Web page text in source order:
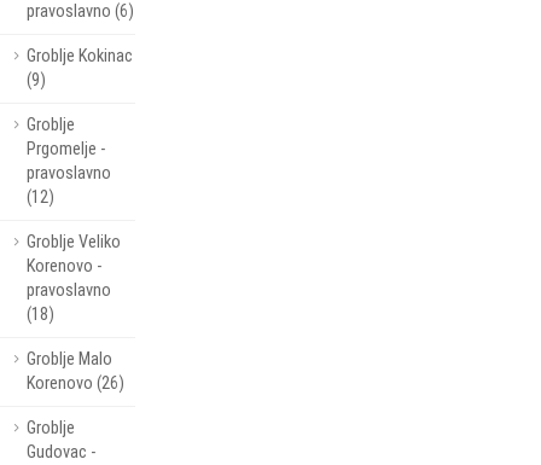
pravoslavno (6)
Groblje Kokinac
(9)
Groblje
Prgomelje -
pravoslavno
(12)
Groblje Veliko
Korenovo -
pravoslavno
(18)
Groblje Malo
Korenovo (26)
Groblje
Gudovac -